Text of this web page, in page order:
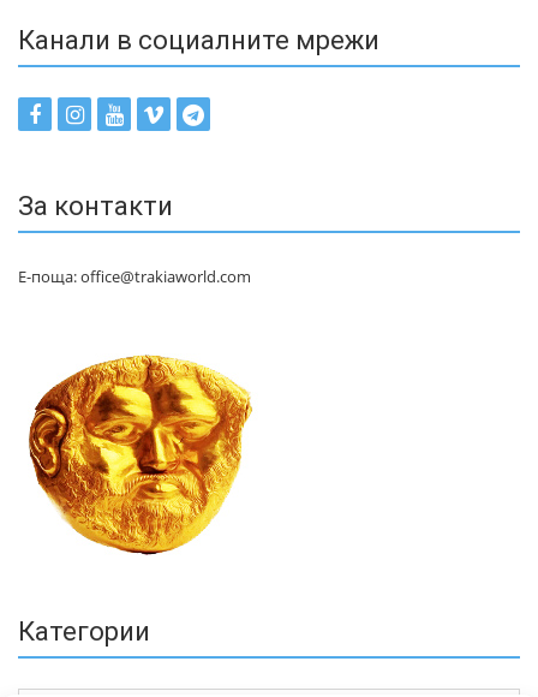
Канали в социалните мрежи
За контакти
Е-поща: office@trakiaworld.com
Категории